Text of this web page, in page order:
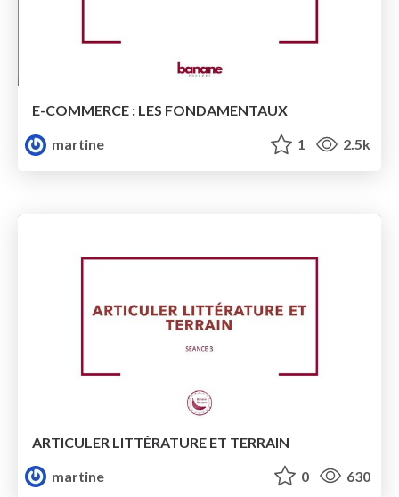
E-COMMERCE : LES FONDAMENTAUX
martine
1 2.5k
ARTICULER LITTÉRATURE ET TERRAIN
martine
0 630